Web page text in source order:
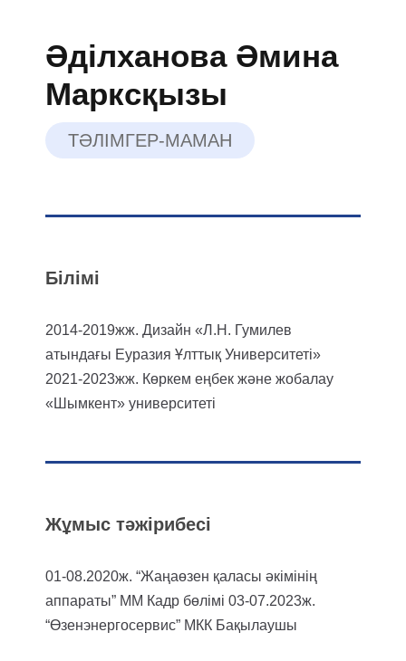
Әділханова Әмина
Марксқызы
ТӘЛІМГЕР-МАМАН
Білімі
2014-2019жж. Дизайн «Л.Н. Гумилев
атындағы Еуразия Ұлттық Университеті»
2021-2023жж. Көркем еңбек және жобалау
«Шымкент» университеті
Жұмыс тәжірибесі
01-08.2020ж. “Жаңаөзен қаласы әкімінің
аппараты” ММ Кадр бөлімі 03-07.2023ж.
“Өзенэнергосервис” МКК Бақылаушы